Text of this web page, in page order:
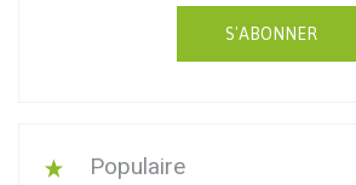
S'ABONNER
Populaire